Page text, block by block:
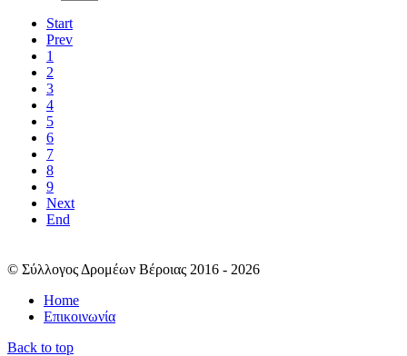
Start
Prev
1
2
3
4
5
6
7
8
9
Next
End
© Σύλλογος Δρομέων Βέροιας 2016 - 2026
Home
Επικοινωνία
Back to top